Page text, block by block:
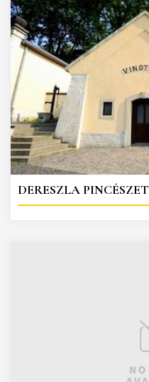
DERESZLA PINCÉSZET